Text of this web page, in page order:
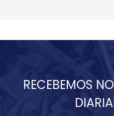
RECEBEMOS